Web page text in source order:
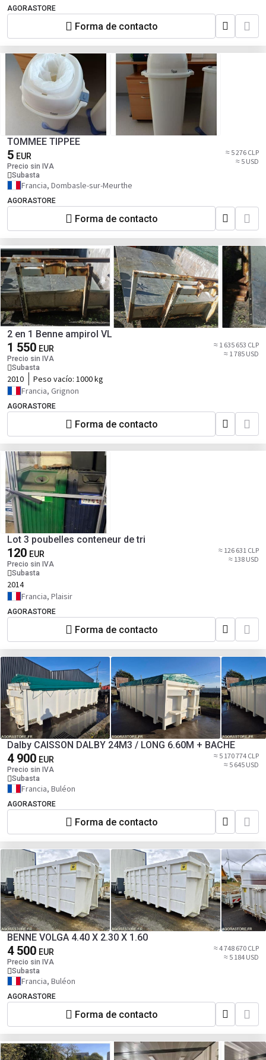
AGORASTORE
Forma de contacto
TOMMEE TIPPEE
5 EUR
Precio sin IVA
Subasta
≈ 5 276 CLP
≈ 5 USD
Francia, Dombasle-sur-Meurthe
AGORASTORE
Forma de contacto
2 en 1 Benne ampirol VL
1 550 EUR
Precio sin IVA
Subasta
≈ 1 635 653 CLP
≈ 1 785 USD
2010 Peso vacío: 1000 kg
Francia, Grignon
AGORASTORE
Forma de contacto
Lot 3 poubelles conteneur de tri
120 EUR
Precio sin IVA
Subasta
≈ 126 631 CLP
≈ 138 USD
2014
Francia, Plaisir
AGORASTORE
Forma de contacto
Dalby CAISSON DALBY 24M3 / LONG 6.60M + BACHE
4 900 EUR
Precio sin IVA
Subasta
≈ 5 170 774 CLP
≈ 5 645 USD
Francia, Buléon
AGORASTORE
Forma de contacto
BENNE VOLGA 4.40 X 2.30 X 1.60
4 500 EUR
Precio sin IVA
Subasta
≈ 4 748 670 CLP
≈ 5 184 USD
Francia, Buléon
AGORASTORE
Forma de contacto